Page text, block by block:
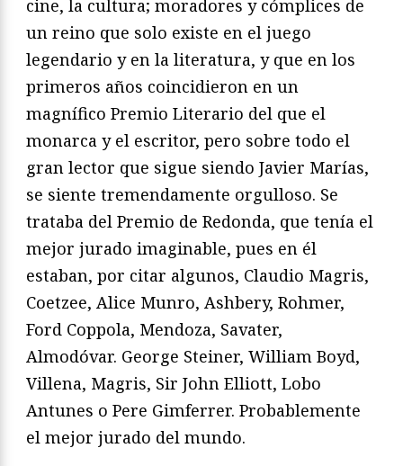
cine, la cultura; moradores y cómplices de
un reino que solo existe en el juego
legendario y en la literatura, y que en los
primeros años coincidieron en un
magnífico Premio Literario del que el
monarca y el escritor, pero sobre todo el
gran lector que sigue siendo Javier Marías,
se siente tremendamente orgulloso. Se
trataba del Premio de Redonda, que tenía el
mejor jurado imaginable, pues en él
estaban, por citar algunos, Claudio Magris,
Coetzee, Alice Munro, Ashbery, Rohmer,
Ford Coppola, Mendoza, Savater,
Almodóvar. George Steiner, William Boyd,
Villena, Magris, Sir John Elliott, Lobo
Antunes o Pere Gimferrer. Probablemente
el mejor jurado del mundo.